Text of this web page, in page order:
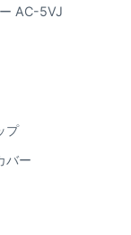
AC-5VJ
プ
バー